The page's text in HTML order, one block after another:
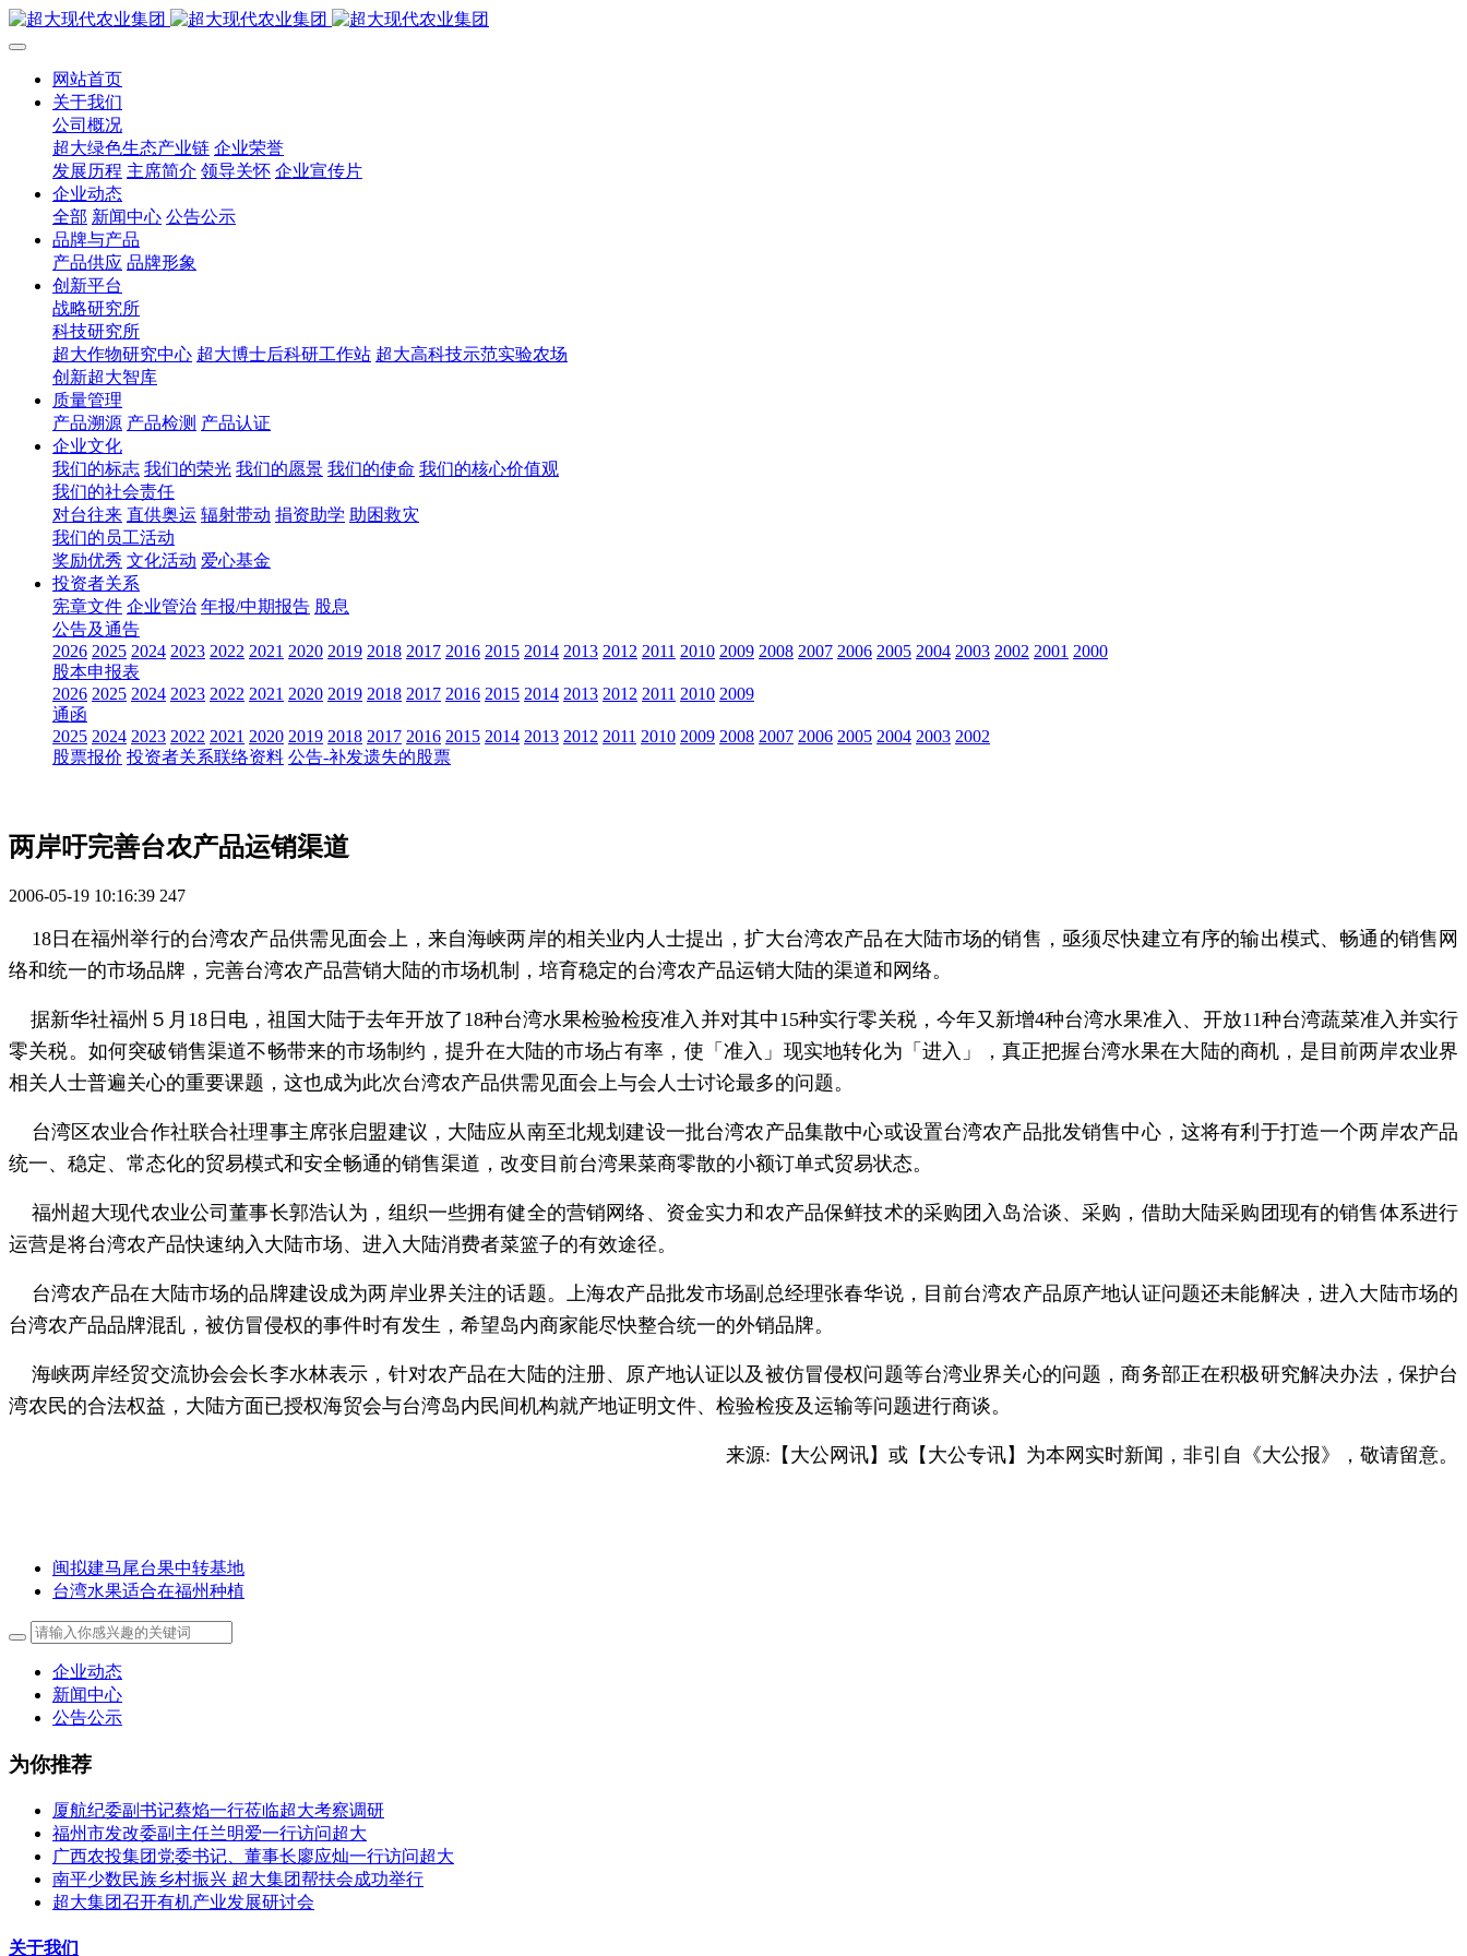
网站首页
关于我们
公司概况
超大绿色生态产业链 企业荣誉
发展历程 主席简介 领导关怀 企业宣传片
企业动态
全部 新闻中心 公告公示
品牌与产品
产品供应 品牌形象
创新平台
战略研究所
科技研究所
超大作物研究中心 超大博士后科研工作站 超大高科技示范实验农场
创新超大智库
质量管理
产品溯源 产品检测 产品认证
企业文化
我们的标志 我们的荣光 我们的愿景 我们的使命 我们的核心价值观
我们的社会责任
对台往来 直供奥运 辐射带动 捐资助学 助困救灾
我们的员工活动
奖励优秀 文化活动 爱心基金
投资者关系
宪章文件 企业管治 年报/中期报告 股息
公告及通告
2026 2025 2024 2023 2022 2021 2020 2019 2018 2017 2016 2015 2014 2013 2012 2011 2010 2009 2008 2007 2006 2005 2004 2003 2002 2001 2000
股本申报表
2026 2025 2024 2023 2022 2021 2020 2019 2018 2017 2016 2015 2014 2013 2012 2011 2010 2009
通函
2025 2024 2023 2022 2021 2020 2019 2018 2017 2016 2015 2014 2013 2012 2011 2010 2009 2008 2007 2006 2005 2004 2003 2002
股票报价 投资者关系联络资料 公告-补发遗失的股票
两岸吁完善台农产品运销渠道
2006-05-19 10:16:39 247
18日在福州举行的台湾农产品供需见面会上，来自海峡两岸的相关业内人士提出，扩大台湾农产品在大陆市场的销售，亟须尽快建立有序的输出模式、畅通的销售网
络和统一的市场品牌，完善台湾农产品营销大陆的市场机制，培育稳定的台湾农产品运销大陆的渠道和网络。
据新华社福州５月18日电，祖国大陆于去年开放了18种台湾水果检验检疫准入并对其中15种实行零关税，今年又新增4种台湾水果准入、开放11种台湾蔬菜准入并实行
零关税。如何突破销售渠道不畅带来的市场制约，提升在大陆的市场占有率，使「准入」现实地转化为「进入」，真正把握台湾水果在大陆的商机，是目前两岸农业界
相关人士普遍关心的重要课题，这也成为此次台湾农产品供需见面会上与会人士讨论最多的问题。
台湾区农业合作社联合社理事主席张启盟建议，大陆应从南至北规划建设一批台湾农产品集散中心或设置台湾农产品批发销售中心，这将有利于打造一个两岸农产品
统一、稳定、常态化的贸易模式和安全畅通的销售渠道，改变目前台湾果菜商零散的小额订单式贸易状态。
福州超大现代农业公司董事长郭浩认为，组织一些拥有健全的营销网络、资金实力和农产品保鲜技术的采购团入岛洽谈、采购，借助大陆采购团现有的销售体系进行
运营是将台湾农产品快速纳入大陆市场、进入大陆消费者菜篮子的有效途径。
台湾农产品在大陆市场的品牌建设成为两岸业界关注的话题。上海农产品批发市场副总经理张春华说，目前台湾农产品原产地认证问题还未能解决，进入大陆市场的
台湾农产品品牌混乱，被仿冒侵权的事件时有发生，希望岛内商家能尽快整合统一的外销品牌。
海峡两岸经贸交流协会会长李水林表示，针对农产品在大陆的注册、原产地认证以及被仿冒侵权问题等台湾业界关心的问题，商务部正在积极研究解决办法，保护台
湾农民的合法权益，大陆方面已授权海贸会与台湾岛内民间机构就产地证明文件、检验检疫及运输等问题进行商谈。
来源:【大公网讯】或【大公专讯】为本网实时新闻，非引自《大公报》，敬请留意。
闽拟建马尾台果中转基地
台湾水果适合在福州种植
企业动态
新闻中心
公告公示
为你推荐
厦航纪委副书记蔡焰一行莅临超大考察调研
福州市发改委副主任兰明爱一行访问超大
广西农投集团党委书记、董事长廖应灿一行访问超大
南平少数民族乡村振兴 超大集团帮扶会成功举行
超大集团召开有机产业发展研讨会
关于我们